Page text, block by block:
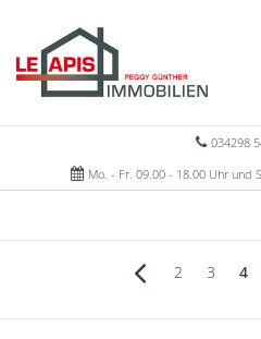
034298
Mo. - Fr. 09.00 - 18.00 Uhr und
2 3 4